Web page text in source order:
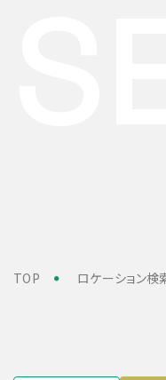
TOP ロケーション検